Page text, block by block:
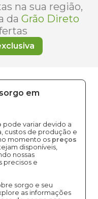
na sua região,
da Grão Direto
em
pode variar devido a
custos de produção e
momento os preços
disponíveis,
nossas
precisos e
sorgo e seu
as informações